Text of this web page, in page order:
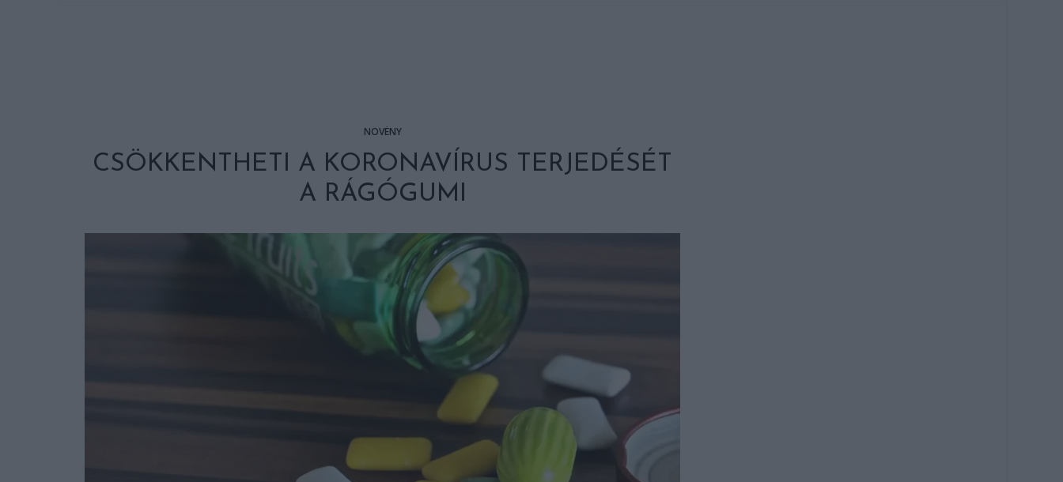
NÖVÉNY
CSÖKKENTHETI A KORONAVÍRUS TERJEDÉSÉT
A RÁGÓGUMI